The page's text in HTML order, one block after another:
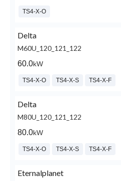
TS4-X-O
Delta
M60U_120_121_122
60.0kW
TS4-X-O TS4-X-S TS4-X-F
Delta
M80U_120_121_122
80.0kW
TS4-X-O TS4-X-S TS4-X-F
Eternalplanet